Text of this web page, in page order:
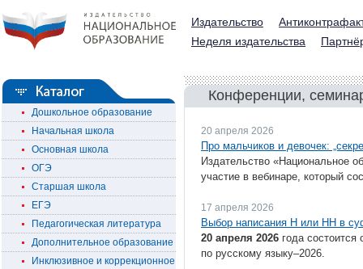
Издательство
Неделя издательства
Дошкольное образование
Начальная школа
Основная школа
ОГЭ
Старшая школа
ЕГЭ
Педагогическая литература
Дополнительное образование
Инклюзивное и коррекционное
Конференции,
20 апреля 2026
Про мальчиков и девочек:
Издательство «Национальное
участие в вебинаре, который
17 апреля 2026
Выбор написания Н или НН в
20 апреля 2026 года
по русскому языку–2026.